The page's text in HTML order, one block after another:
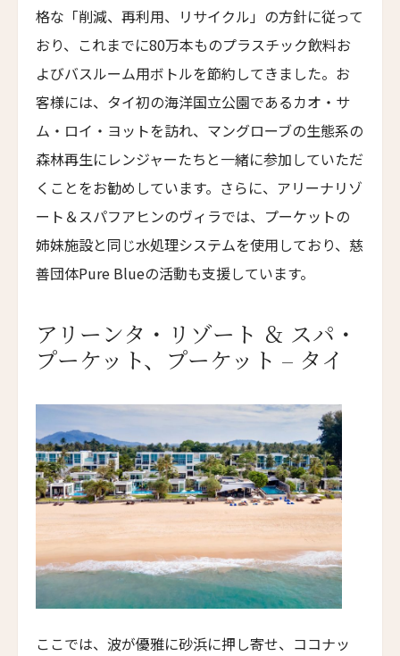
オナーリゾート・ユンシュ・ダリ
Honor Resort Yun Shu Dali
ハンジョウ・ムーショウ・シーシー・ホテル
Hangzhou Muh Shoou Xixi Hotel
ユイテュン・マンション
YiuTeung Mansion
ポッケイ・ホテル・シャオシン
POKKEI Hotel Shaoxing
リーウ・ハウス
Leeu House
Le Quartier Français
ザ・フェザーズ・ホテル
川奈ホテルゴルフコース
Kawana Hotel & Golf Course
ジーヴァ・ホア・ルー・リトリート
Jiva Hoa Lu Retreat
タル・ヴィラズ・レヴィータ
ロンティン・ヴィンヤード・ホテル
Longting Vineyard Hotel
ロン・リトリート&スパ
格な「削減、再利用、リサイクル」の方針に従って
おり、これまでに80万本ものプラスチック飲料お
よびバスルーム用ボトルを節約してきました。お
客様には、タイ初の海洋国立公園であるカオ・サ
ム・ロイ・ヨットを訪れ、マングローブの生態系の
森林再生にレンジャーたちと一緒に参加していただ
くことをお勧めしています。さらに、アリーナリゾ
ート＆スパフアヒンのヴィラでは、プーケットの
姉妹施設と同じ水処理システムを使用しており、慈
善団体Pure Blueの活動も支援しています。
アリーンタ・リゾート ＆ スパ・
プーケット、プーケット – タイ
ここでは、波が優雅に砂浜に押し寄せ、ココナッ